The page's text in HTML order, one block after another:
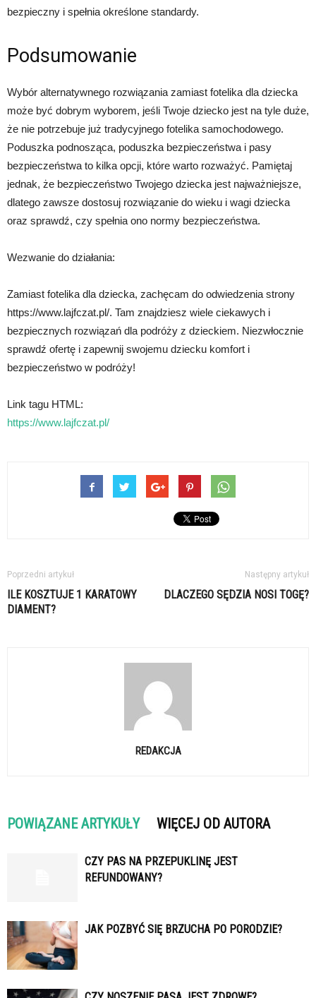
bezpieczny i spełnia określone standardy.
Podsumowanie
Wybór alternatywnego rozwiązania zamiast fotelika dla dziecka
może być dobrym wyborem, jeśli Twoje dziecko jest na tyle duże,
że nie potrzebuje już tradycyjnego fotelika samochodowego.
Poduszka podnosząca, poduszka bezpieczeństwa i pasy
bezpieczeństwa to kilka opcji, które warto rozważyć. Pamiętaj
jednak, że bezpieczeństwo Twojego dziecka jest najważniejsze,
dlatego zawsze dostosuj rozwiązanie do wieku i wagi dziecka
oraz sprawdź, czy spełnia ono normy bezpieczeństwa.
Wezwanie do działania:
Zamiast fotelika dla dziecka, zachęcam do odwiedzenia strony
https://www.lajfczat.pl/. Tam znajdziesz wiele ciekawych i
bezpiecznych rozwiązań dla podróży z dzieckiem. Niezwłocznie
sprawdź ofertę i zapewnij swojemu dziecku komfort i
bezpieczeństwo w podróży!
Link tagu HTML:
https://www.lajfczat.pl/
Poprzedni artykuł
ILE KOSZTUJE 1 KARATOWY
DIAMENT?
Następny artykuł
DLACZEGO SĘDZIA NOSI TOGĘ?
REDAKCJA
POWIĄZANE ARTYKUŁY WIĘCEJ OD AUTORA
CZY PAS NA PRZEPUKLINĘ JEST
REFUNDOWANY?
JAK POZBYĆ SIĘ BRZUCHA PO PORODZIE?